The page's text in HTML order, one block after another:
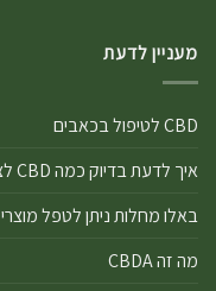
מעניין לדעת
CBD לטיפול בכאבים
איך לדעת בדיוק כמה CBD לצרוך?
באלו מחלות ניתן לטפל מוצרי CBD?
מה זה CBDA